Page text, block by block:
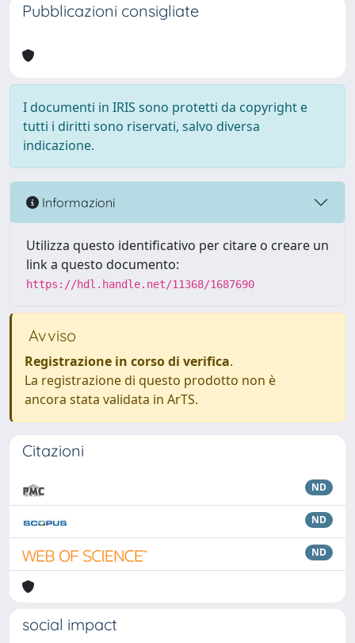
Pubblicazioni consigliate
I documenti in IRIS sono protetti da copyright e
tutti i diritti sono riservati, salvo diversa
indicazione.
Informazioni
Utilizza questo identificativo per citare o creare un
link a questo documento:
https://hdl.handle.net/11368/1687690
Avviso
Registrazione in corso di verifica.
La registrazione di questo prodotto non è
ancora stata validata in ArTS.
Citazioni
ND
ND
ND
social impact